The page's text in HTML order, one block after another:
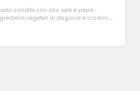
condita con olio sale e pepe,
vegetali di stagione e crostini di